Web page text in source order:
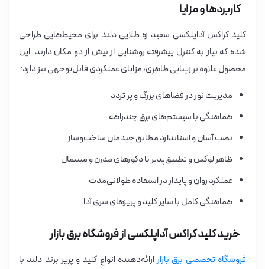
کاربردها و مزایا
کلید کراکس آداپلکسی سفید زه طلایی دلند برای محیط‌هایی طراحی
شده که نیاز به کنترل پیشرفته روشنایی از بیش از دو مکان دارند. این
محصول علاوه بر زیبایی ظاهری، مزایای عملکردی قابل‌توجهی نیز دارد:
مدیریت نور در فضاهای بزرگ و پر تردد
هماهنگی با سیستم‌های برق چندراهه
نصب آسان و استاندارد مطابق چیدمان ساخت‌وساز
ظاهر لوکس و تطبیق‌پذیر با دکورهای مدرن و مینیمال
عملکرد روان و پایدار در استفاده طولانی‌مدت
هماهنگی کامل با سایر کلید و پریزهای سری آدا
خرید کلید کراکس آداپلکسی از فروشگاه برق بازار
فروشگاه تخصصی برق بازارارائه‌دهنده انواع کلید و پریز برند دلند با